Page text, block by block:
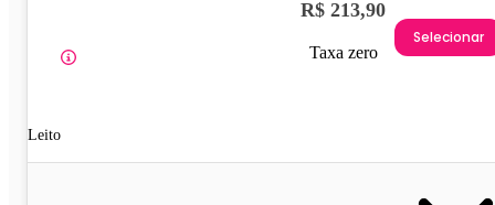
Leito
R$ 213,90
Taxa zero
Selecionar